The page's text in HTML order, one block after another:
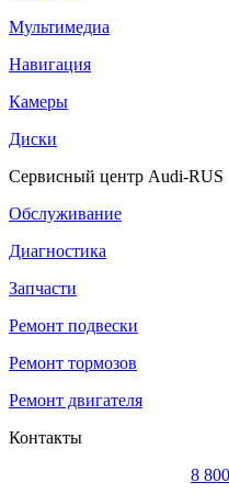
Мультимедиа
Навигация
Камеры
Диски
Сервисный центр Audi-RUS
Обслуживание
Диагностика
Запчасти
Ремонт подвески
Ремонт тормозов
Ремонт двигателя
Контакты
8